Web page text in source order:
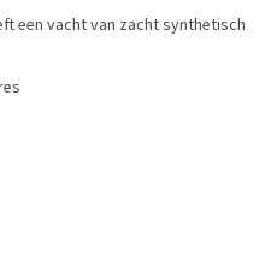
een vacht van zacht synthetisch